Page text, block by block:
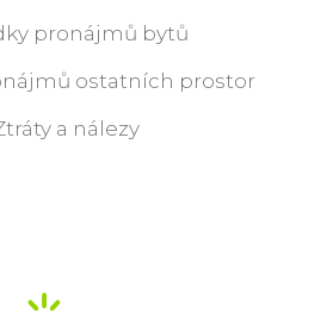
pronájmů bytů
ostatních prostor
a nálezy